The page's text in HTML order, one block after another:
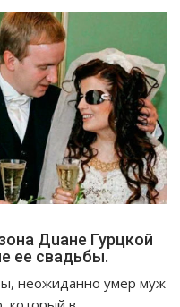
Дuане Гурцкой
ее свадьбы.
неожиданно умер муж